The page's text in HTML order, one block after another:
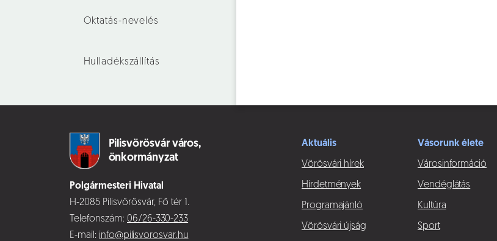
Oktatás-nevelés
Hulladékszállítás
Pilisvörösvár város,
önkormányzat
Polgármesteri Hivatal
H-2085 Pilisvörösvár, Fő tér 1.
Telefonszám: 06/26-330-233
E-mail: info@pilisvorosvar.hu
Aktuális
Vörösvári hírek
Hírdetmények
Programajánló
Vörösvári újság
Vásorunk élete
Városinformáció
Vendéglátás
Kultúra
Sport